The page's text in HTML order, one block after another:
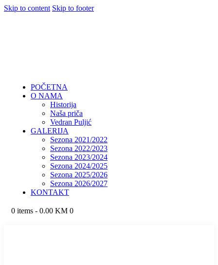
Skip to content Skip to footer
POČETNA
O NAMA
Historija
Naša priča
Vedran Puljić
GALERIJA
Sezona 2021/2022
Sezona 2022/2023
Sezona 2023/2024
Sezona 2024/2025
Sezona 2025/2026
Sezona 2026/2027
KONTAKT
0 items - 0.00 KM 0